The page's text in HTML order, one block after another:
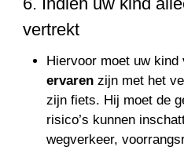
vertrekt
Hiervoor moet uw kind
ervaren zijn met het
zijn fiets. Hij moet de
risico’s kunnen
wegverkeer,